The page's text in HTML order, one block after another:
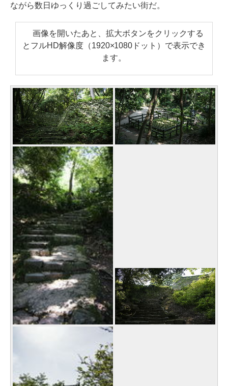
ながら数日ゆっくり過ごしてみたい街だ。
画像を開いたあと、拡大ボタンをクリックする
とフルHD解像度（1920×1080ドット）で表示でき
ます。